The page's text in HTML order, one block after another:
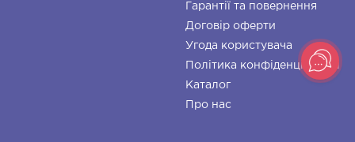
Гарантії та повернення
Договір оферти
Угода користувача
Політика конфіденційності
Каталог
Про нас